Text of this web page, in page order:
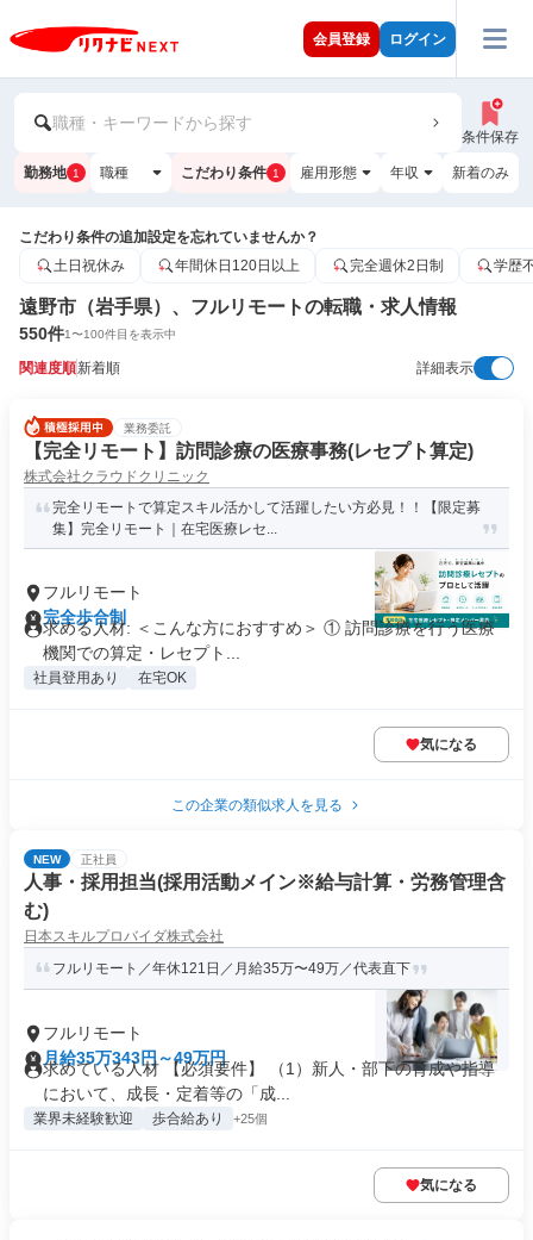
会員登録 ログイン
職種・キーワードから探す
条件保存
勤務地 1 職種 こだわり条件 1 雇用形態 年収 新着のみ
こだわり条件の追加設定を忘れていませんか？
土日祝休み
年間休日120日以上 完全週休2日制 学歴
遠野市（岩手県）、フルリモートの転職・求人情報
550件1〜100件目を表示中
関連度順新着順 詳細表示
業務委託
【完全リモート】訪問診療の医療事務(レセプト算定)
株式会社クラウドクリニック
完全リモートで算定スキル活かして活躍したい方必見！！【限定募
集】完全リモート｜在宅医療レセ...
フルリモート
完全歩合制
求める人材: ＜こんな方におすすめ＞ ① 訪問診療を行う医療
機関での算定・レセプト...
社員登用あり 在宅OK
気になる
この企業の類似求人を見る
NEW 正社員
人事・採用担当(採用活動メイン※給与計算・労務管理含
む)
日本スキルプロバイダ株式会社
フルリモート／年休121日／月給35万〜49万／代表直下
フルリモート
月給35万343円～49万円
求めている人材 【必須要件】 （1）新人・部下の育成や指導
において、成長・定着等の「成...
業界未経験歓迎 歩合給あり +25個
気になる